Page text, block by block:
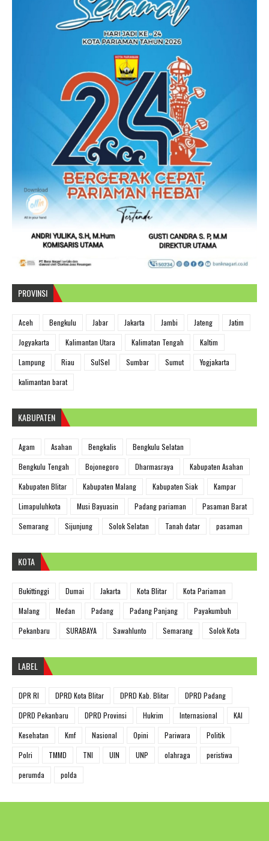
PROVINSI
Aceh Bengkulu Jabar Jakarta Jambi Jateng
Jatim
Jogyakarta
Kalimantan Utara Kalimatan Tengah
Kaltim
Lampung
Riau SulSel Sumbar Sumut
Yogjakarta
kalimantan barat
KABUPATEN
Agam Asahan Bengkalis
Bengkulu Selatan
Bengkulu Tengah
Bojonegoro Dharmasraya
Kabupaten Asahan
Kabupaten Blitar
Kabupaten Malang Kabupaten Siak
Kampar
Limapuluhkota
Musi Bayuasin Padang pariaman
Pasaman Barat
Semarang
Sijunjung Solok Selatan Tanah datar pasaman
KOTA
Bukittinggi Dumai Jakarta Kota Blitar
Kota Pariaman
Malang
Medan Padang Padang Panjang
Payakumbuh
Pekanbaru
SURABAYA Sawahlunto Semarang Solok Kota
LABEL
DPR RI DPRD Kota Blitar DPRD Kab. Blitar
DPRD Padang
DPRD Pekanbaru
DPRD Provinsi Hukrim Internasional
KAI
Kesehatan
Kmf Nasional Opini Pariwara
Politik
Polri
TMMD TNI UIN UNP olahraga
peristiwa
perumda
polda